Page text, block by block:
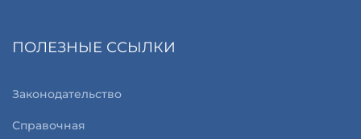
ПОЛЕЗНЫЕ ССЫЛКИ
Законодательство
Справочная